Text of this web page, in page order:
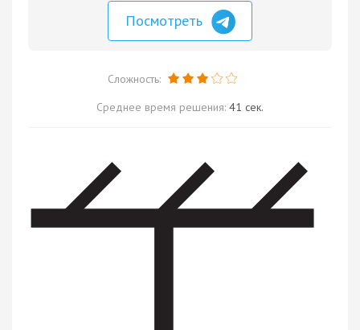
Посмотреть
Сложность:
Среднее время решения: 41 сек.